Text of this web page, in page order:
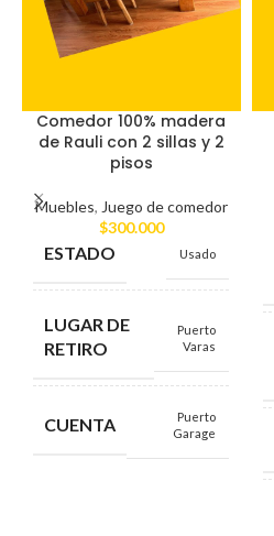
Comedor 100% madera
de Rauli con 2 sillas y 2
pisos
Muebles, Juego de comedor
$300.000
ESTADO Usado
LUGAR DE
RETIRO
Puerto
Varas
CUENTA
Puerto
Garage